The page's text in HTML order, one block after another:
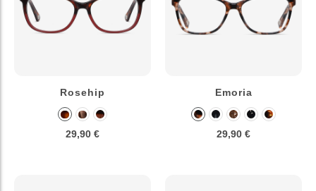
Rosehip
29,90 €
Emoria
29,90 €